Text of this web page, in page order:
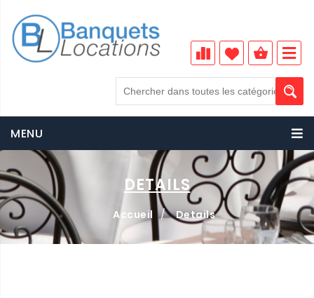
MENU
DETAILS
Accueil / Details